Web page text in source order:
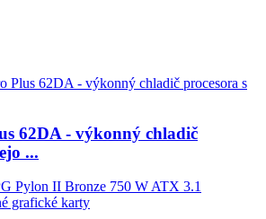
62DA - výkonný chladič
...